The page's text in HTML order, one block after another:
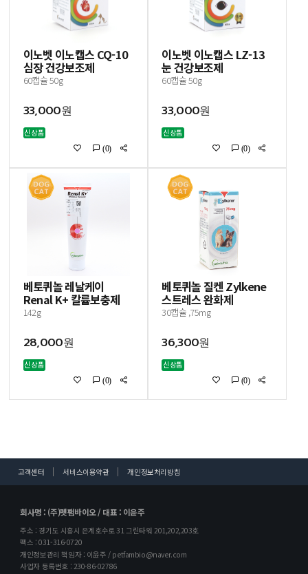
이노벳 이노캡스 CQ-10
심장 건강보조제
60캡슐 50g
33,000원
신상품
(0)
이노벳 이노캡스 LZ-13
눈 건강보조제
60캡슐 50g
33,000원
신상품
(0)
베토퀴놀 레날케이
Renal K+ 칼륨보충제
142g
28,000원
신상품
(0)
베토퀴놀 질켄 Zylkene
스트레스 완화제
30캡슐 ,75mg
36,300원
신상품
(0)
고객센터 서비스이용약관 개인정보처리방침
회사명 : (주)펫팸바이오 / 대표 : 이윤주
주소 : 경기도 시흥시 은계호수로 31 그린타워 201,202,203호
팩스 : 031-316-0720
개인정보관리 책임자 : 이윤주 / petfambio@naver.com
사업자 등록번호 : 230-86-02786